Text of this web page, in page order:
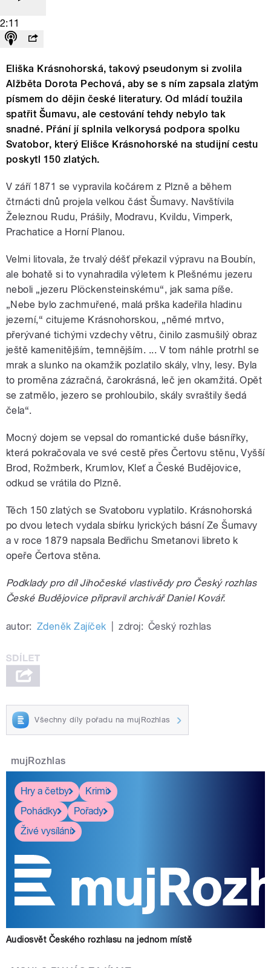
2:11
Eliška Krásnohorská, takový pseudonym si zvolila
Alžběta Dorota Pechová, aby se s ním zapsala zlatým
písmem do dějin české literatury. Od mládí toužila
spatřit Šumavu, ale cestování tehdy nebylo tak
snadné. Přání jí splnila velkorysá podpora spolku
Svatobor, který Elišce Krásnohorské na studijní cestu
poskytl 150 zlatých.
V září 1871 se vypravila kočárem z Plzně a během
čtrnácti dnů projela velkou část Šumavy. Navštívila
Železnou Rudu, Prášily, Modravu, Kvildu, Vimperk,
Prachatice a Horní Planou.
Velmi litovala, že trvalý déšť překazil výpravu na Boubín,
ale bohatě si to vynahradila výletem k Plešnému jezeru
neboli „jezeru Plöckensteinskému“, jak sama píše.
„Nebe bylo zachmuřené, malá prška kadeřila hladinu
jezerní,“ citujeme Krásnohorskou, „němé mrtvo,
přerývané tichými vzdechy větru, činilo zasmušilý obraz
ještě kamenitějším, temnějším. ... V tom náhle protrhl se
mrak a slunko na okamžik pozlatilo skály, vlny, lesy. Byla
to proměna zázračná, čarokrásná, leč jen okamžitá. Opět
se zatmělo, jezero se prohloubilo, skály svraštily šedá
čela“.
Mocný dojem se vepsal do romantické duše básnířky,
která pokračovala ve své cestě přes Čertovu stěnu, Vyšší
Brod, Rožmberk, Krumlov, Kleť a České Budějovice,
odkud se vrátila do Plzně.
Těch 150 zlatých se Svatoboru vyplatilo. Krásnohorská
po dvou letech vydala sbírku lyrických básní Ze Šumavy
a v roce 1879 napsala Bedřichu Smetanovi libreto k
opeře Čertova stěna.
Podklady pro díl Jihočeské vlastivědy pro Český rozhlas
České Budějovice připravil archivář Daniel Kovář.
autor: Zdeněk Zajíček zdroj: Český rozhlas
Všechny díly pořadu na mujRozhlas
mujRozhlas
Hry a četby
Krimi
Pohádky
Pořady
Živé vysílání
Audiosvět Českého rozhlasu na jednom místě